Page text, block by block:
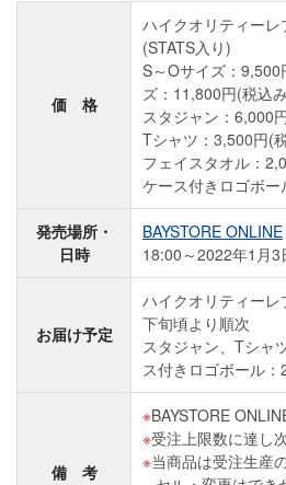
価 格
ハイクオリティー
(STATS入り)
S～Oサイズ：9,500
ズ：11,800円(税込
スタジャン：6,000
Tシャツ：3,500円(
フェイスタオル：
ケース付きロゴボ
発売場所・
日時
BAYSTORE ONLINE
18:00～2022年1月
お届け予定
ハイクオリティーレ
下旬頃より順次
スタジャン、Tシャ
ス付きロゴボール
備 考
BAYSTORE
受注上限数に達し
当商品は受注生産